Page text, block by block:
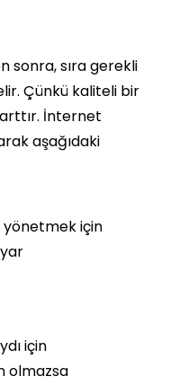
sonra, sıra gerekli
Çünkü kaliteli bir
İnternet
aşağıdaki
yönetmek için
için
olmazsa